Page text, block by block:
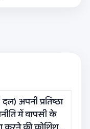
अपनी प्रतिष्ठा
में वापसी के